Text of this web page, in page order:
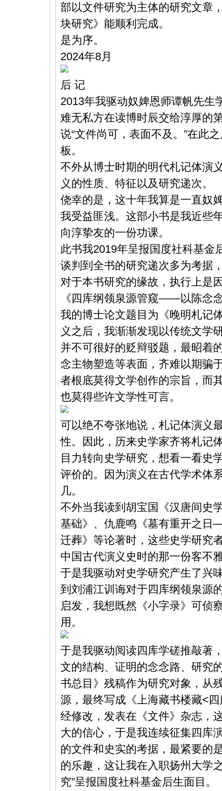
部以文件研究为主体的研究文章
块研究》能顺利完成。
是为序。
2024年8月
后 记
2013年我驱动奴婢恩师谭帆先生
难无私方在读博时辰交给淳厚的
说“文件尚可，表面不及。”在此
板。
不外从博士时期的明代札记体演
义的性质、特征以及研究递次。
侥幸的是，这十年我算是一直奴
我受益匪浅。这部小书是我近些
向淳挚友的一份功课。
此书我2019年呈报国度社科基金
谈判到全书的研究递次多为考据
对于本书研究的缘故，执行上是
《四库纲领泉源管窥——以陈念
我的博士论文题目为《晚明札记
义之后，我渐渐发现以传统文学
并不可很好的贬辩驳题，最昭着
念主物塑造等表面，齐难以期骗
者根底莫得文学创作的宗旨，而
也莫得些许文学性可言。
可以绝不夸张地说，札记体演义
性。因此，历来史学家齐将札记
目力转向史学研究，想看一看史
评价的。因为演义在古代学术体
几。
不外当我读到胡宝国《汉唐间史
基础》、仇鹿鸣《墓有重开之
迁葬》等论著时，这些史学研究
中国古代演义史时的那一份客不
于是我驱动对史学研究产生了兴
到刘浦江训诲对于四库纲领泉源
启发，我想既然《小字录》可侦
用。
于是我驱动阅读四库学磋推敲著
文的结构、证明的念念路、研究
书总目》残稿作为研究对象，从
源，最终写成《上海藏书楼藏<
经修改，发表在《文件》杂志，
大的信心，于是我连续征集四库
的文件和史实的考据，最紧要的
的乐趣，这让我在入职扬州大学
究”呈报国度社科基金后生面目。